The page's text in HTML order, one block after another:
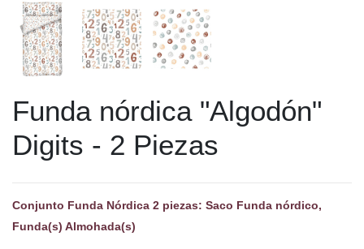
Funda nórdica "Algodón"
Digits - 2 Piezas
Conjunto Funda Nórdica 2 piezas: Saco Funda nórdico,
Funda(s) Almohada(s)